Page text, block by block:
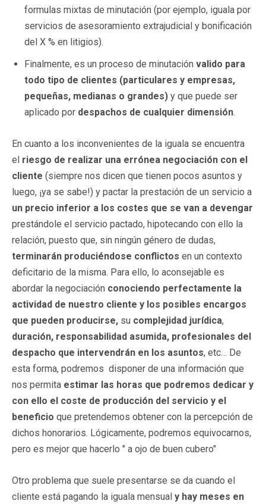
formulas mixtas de minutación (por ejemplo, iguala por
servicios de asesoramiento extrajudicial y bonificación
del X % en litigios).
Finalmente, es un proceso de minutación valido para
todo tipo de clientes (particulares y empresas,
pequeñas, medianas o grandes) y que puede ser
aplicado por despachos de cualquier dimensión.
En cuanto a los inconvenientes de la iguala se encuentra
el riesgo de realizar una errónea negociación con el
cliente (siempre nos dicen que tienen pocos asuntos y
luego, ¡ya se sabe!) y pactar la prestación de un servicio a
un precio inferior a los costes que se van a devengar
prestándole el servicio pactado, hipotecando con ello la
relación, puesto que, sin ningún género de dudas,
terminarán produciéndose conflictos en un contexto
deficitario de la misma. Para ello, lo aconsejable es
abordar la negociación conociendo perfectamente la
actividad de nuestro cliente y los posibles encargos
que pueden producirse, su complejidad jurídica,
duración, responsabilidad asumida, profesionales del
despacho que intervendrán en los asuntos, etc… De
esta forma, podremos disponer de una información que
nos permita estimar las horas que podremos dedicar y
con ello el coste de producción del servicio y el
beneficio que pretendemos obtener con la percepción de
dichos honorarios. Lógicamente, podremos equivocarnos,
pero es mejor que hacerlo " a ojo de buen cubero"
Otro problema que suele presentarse se da cuando el
cliente está pagando la iguala mensual y hay meses en